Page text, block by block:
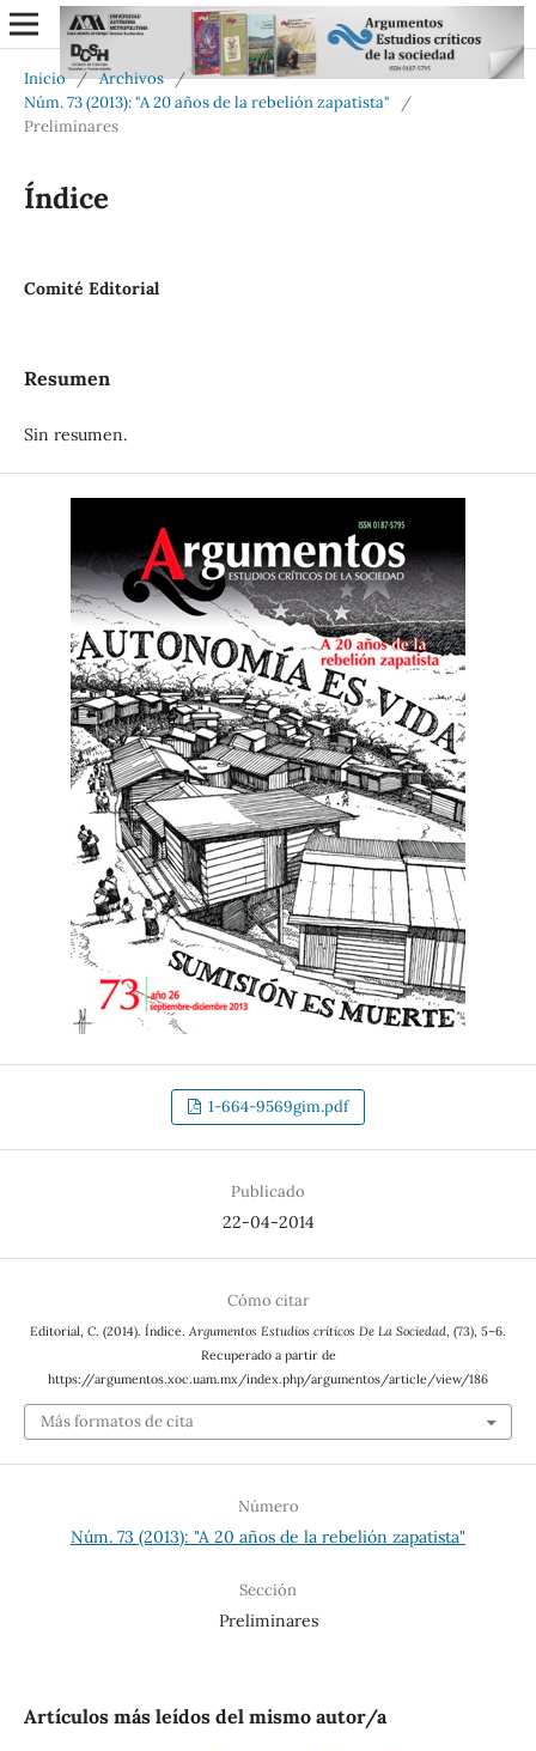
Inicio / Archivos /
Núm. 73 (2013): "A 20 años de la rebelión zapatista"
/
Preliminares
Índice
Comité Editorial
Resumen
Sin resumen.
1-664-9569gim.pdf
Publicado
22-04-2014
Cómo citar
Editorial, C. (2014). Índice. Argumentos Estudios críticos De La Sociedad, (73), 5–6.
Recuperado a partir de
https://argumentos.xoc.uam.mx/index.php/argumentos/article/view/186
Más formatos de cita
Número
Núm. 73 (2013): "A 20 años de la rebelión zapatista"
Sección
Preliminares
Artículos más leídos del mismo autor/a